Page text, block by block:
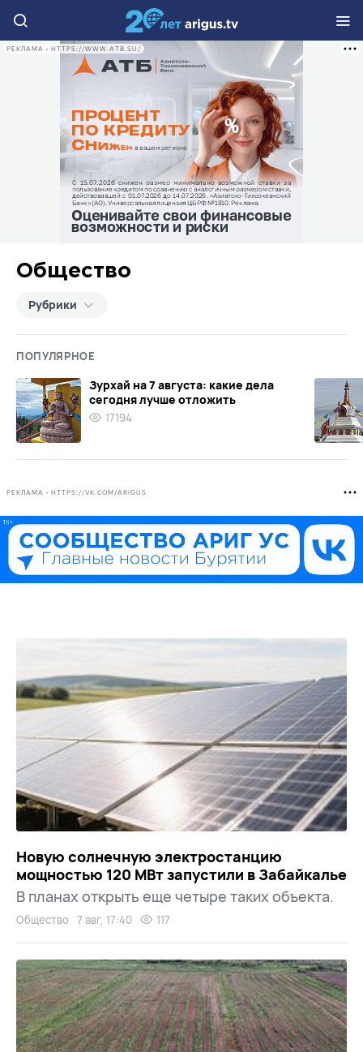
РЕКЛАМА • HTTPS://WWW.ATB.SU/
Общество
Рубрики
ПОПУЛЯРНОЕ
Зурхай на 7 августа: какие дела
сегодня лучше отложить
17194
РЕКЛАМА • HTTPS://VK.COM/ARIGUS
Новую солнечную электростанцию
мощностью 120 МВт запустили в Забайкалье
В планах открыть еще четыре таких объекта.
Общество 7 авг, 17:40 117